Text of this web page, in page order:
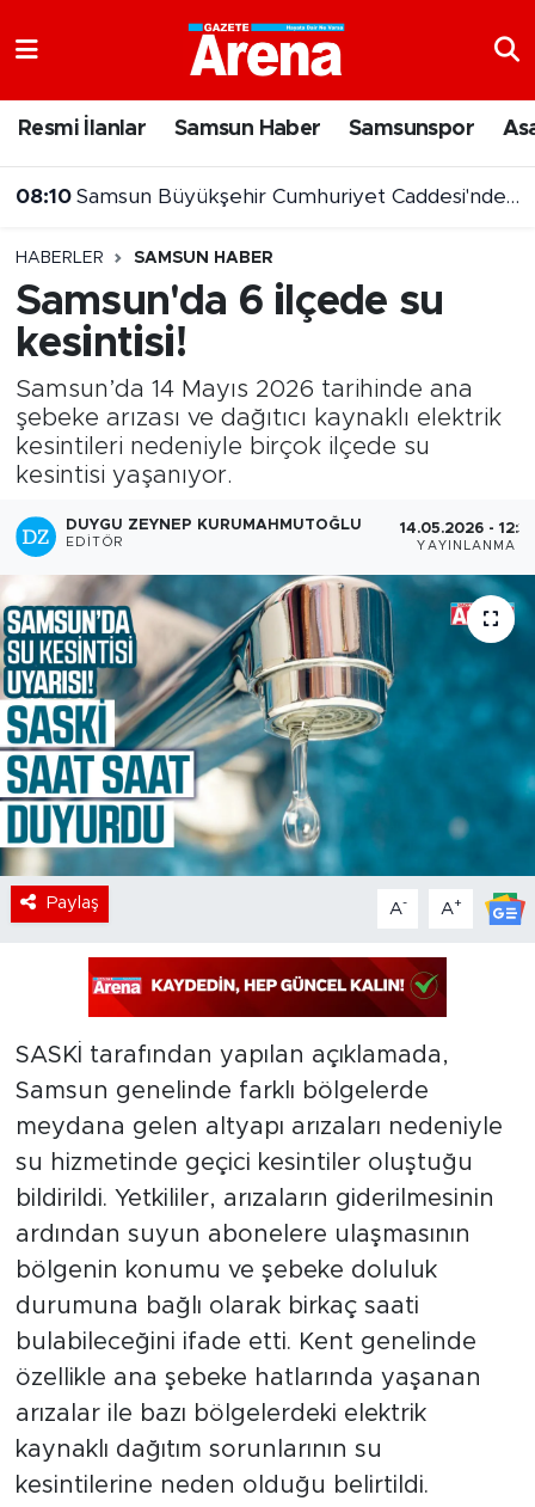
Resmi İlanlar Samsun Haber Samsunspor
HABERLER SAMSUN HABER
Samsun'da 6 ilçede su
kesintisi!
Samsun’da 14 Mayıs 2026 tarihinde ana
şebeke arızası ve dağıtıcı kaynaklı elektrik
kesintileri nedeniyle birçok ilçede su
kesintisi yaşanıyor.
DUYGU ZEYNEP KURUMAHMUTOĞLU
EDITÖR
14.05.2026 - 12:31
YAYINLANMA
Paylaş A- A+
SASKİ tarafından yapılan açıklamada,
Samsun genelinde farklı bölgelerde
meydana gelen altyapı arızaları nedeniyle
su hizmetinde geçici kesintiler oluştuğu
bildirildi. Yetkililer, arızaların giderilmesinin
ardından suyun abonelere ulaşmasının
bölgenin konumu ve şebeke doluluk
durumuna bağlı olarak birkaç saati
bulabileceğini ifade etti. Kent genelinde
özellikle ana şebeke hatlarında yaşanan
arızalar ile bazı bölgelerdeki elektrik
kaynaklı dağıtım sorunlarının su
kesintilerine neden olduğu belirtildi.
Samsun Namaz Vakitleri
Süper Lig Puan Durumu ve Fikstür
Tüm Manşetler
Son Dakika Haberleri
Haber Arşivi